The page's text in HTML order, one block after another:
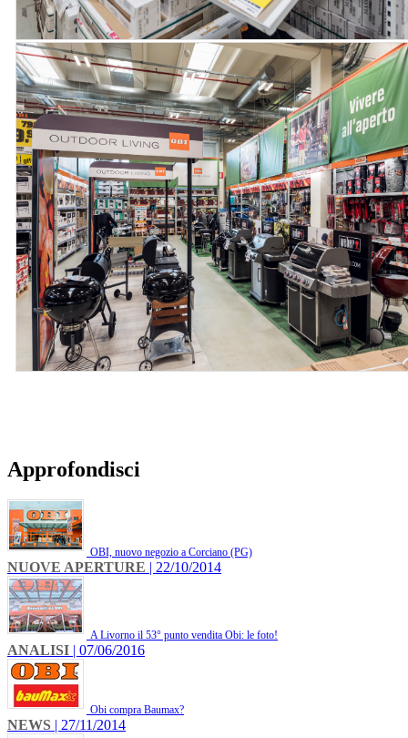
Approfondisci
OBI, nuovo negozio a Corciano (PG)
NUOVE APERTURE | 22/10/2014
A Livorno il 53° punto vendita Obi: le foto!
ANALISI | 07/06/2016
Obi compra Baumax?
NEWS | 27/11/2014